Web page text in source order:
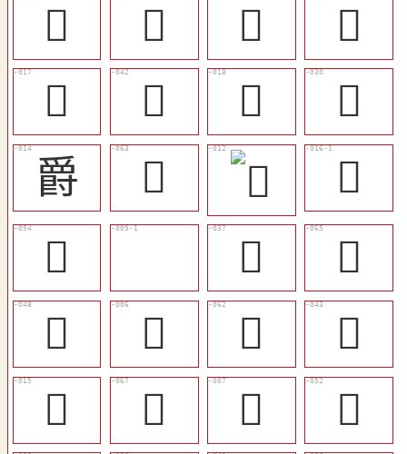
󳡚
󳡏 󳡒
󳡛
󳡍
󳡡 󳡎
󳡕
爵
󳡮
𥥼
󳡩
󳡜
󳡰
󳡣
𩰣 󳡭
󳡢
𩰦
󳡲 𩰥
󳡧